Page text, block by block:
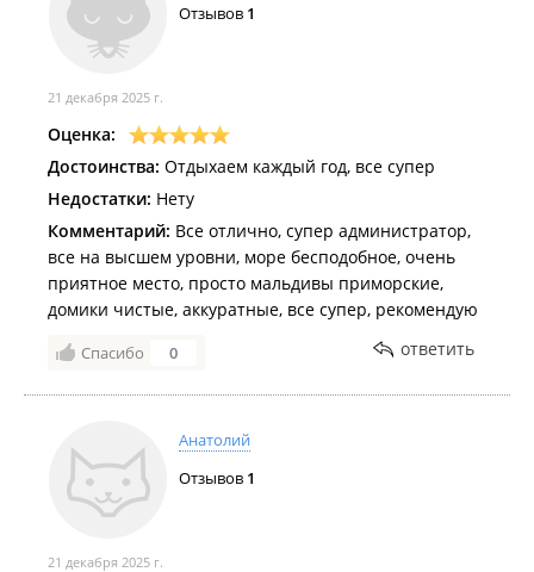
Отзывов 1
21 декабря 2025 г.
Оценка:
Достоинства: Отдыхаем каждый год, все супер
Недостатки: Нету
Комментарий: Все отлично, супер администратор,
все на высшем уровни, море бесподобное, очень
приятное место, просто мальдивы приморские,
домики чистые, аккуратные, все супер, рекомендую
Спасибо 0 ответить
Анатолий
Отзывов 1
21 декабря 2025 г.